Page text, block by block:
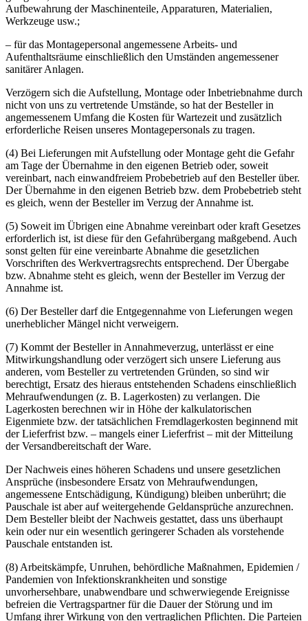
Aufbewahrung der Maschinenteile, Apparaturen, Materialien,
Werkzeuge usw.;
– für das Montagepersonal angemessene Arbeits- und
Aufenthaltsräume einschließlich den Umständen angemessener
sanitärer Anlagen.
Verzögern sich die Aufstellung, Montage oder Inbetriebnahme durch
nicht von uns zu vertretende Umstände, so hat der Besteller in
angemessenem Umfang die Kosten für Wartezeit und zusätzlich
erforderliche Reisen unseres Montagepersonals zu tragen.
(4) Bei Lieferungen mit Aufstellung oder Montage geht die Gefahr
am Tage der Übernahme in den eigenen Betrieb oder, soweit
vereinbart, nach einwandfreiem Probebetrieb auf den Besteller über.
Der Übernahme in den eigenen Betrieb bzw. dem Probebetrieb steht
es gleich, wenn der Besteller im Verzug der Annahme ist.
(5) Soweit im Übrigen eine Abnahme vereinbart oder kraft Gesetzes
erforderlich ist, ist diese für den Gefahrübergang maßgebend. Auch
sonst gelten für eine vereinbarte Abnahme die gesetzlichen
Vorschriften des Werkvertragsrechts entsprechend. Der Übergabe
bzw. Abnahme steht es gleich, wenn der Besteller im Verzug der
Annahme ist.
(6) Der Besteller darf die Entgegennahme von Lieferungen wegen
unerheblicher Mängel nicht verweigern.
(7) Kommt der Besteller in Annahmeverzug, unterlässt er eine
Mitwirkungshandlung oder verzögert sich unsere Lieferung aus
anderen, vom Besteller zu vertretenden Gründen, so sind wir
berechtigt, Ersatz des hieraus entstehenden Schadens einschließlich
Mehraufwendungen (z. B. Lagerkosten) zu verlangen. Die
Lagerkosten berechnen wir in Höhe der kalkulatorischen
Eigenmiete bzw. der tatsächlichen Fremdlagerkosten beginnend mit
der Lieferfrist bzw. – mangels einer Lieferfrist – mit der Mitteilung
der Versandbereitschaft der Ware.
Der Nachweis eines höheren Schadens und unsere gesetzlichen
Ansprüche (insbesondere Ersatz von Mehraufwendungen,
angemessene Entschädigung, Kündigung) bleiben unberührt; die
Pauschale ist aber auf weitergehende Geldansprüche anzurechnen.
Dem Besteller bleibt der Nachweis gestattet, dass uns überhaupt
kein oder nur ein wesentlich geringerer Schaden als vorstehende
Pauschale entstanden ist.
(8) Arbeitskämpfe, Unruhen, behördliche Maßnahmen, Epidemien /
Pandemien von Infektionskrankheiten und sonstige
unvorhersehbare, unabwendbare und schwerwiegende Ereignisse
befreien die Vertragspartner für die Dauer der Störung und im
Umfang ihrer Wirkung von den vertraglichen Pflichten. Die Parteien